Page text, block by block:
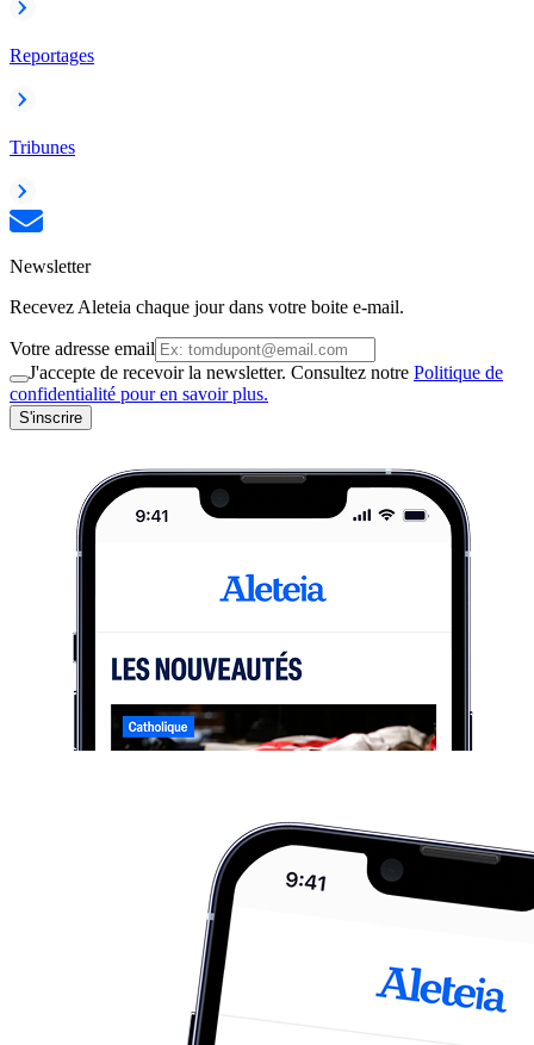
Reportages
Tribunes
Newsletter
Recevez Aleteia chaque jour dans votre boite e-mail.
Votre adresse email
J'accepte de recevoir la newsletter. Consultez notre Politique de
confidentialité pour en savoir plus.
S'inscrire